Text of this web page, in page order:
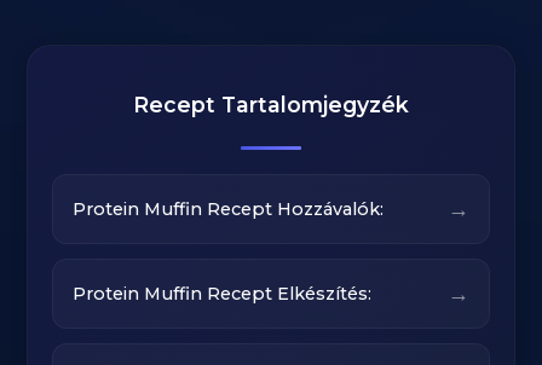
Recept Tartalomjegyzék
Protein Muffin Recept Hozzávalók: →
Protein Muffin Recept Elkészítés: →